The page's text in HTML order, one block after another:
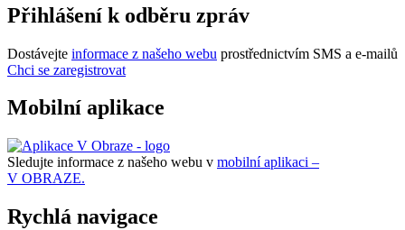
Přihlášení k odběru zpráv
Dostávejte informace z našeho webu prostřednictvím SMS a e-mailů
Chci se zaregistrovat
Mobilní aplikace
Sledujte informace z našeho webu v mobilní aplikaci –
V OBRAZE.
Rychlá navigace